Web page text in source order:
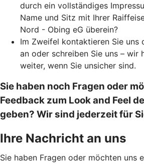
durch ein vollständiges
Name und Sitz mit Ihrer
Nord - Obing eG überein?
Im Zweifel kontaktieren Sie uns
an oder schreiben Sie uns – wir
weiter, wenn Sie unsicher sind.
Sie haben noch Fragen oder
Feedback zum Look and Feel
geben? Wir sind jederzeit für
Ihre Nachricht an uns
Sie haben Fragen oder möchten uns